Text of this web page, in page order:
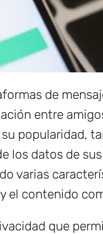
de
entre
popularidad,
los datos de
varias
el contenido
que